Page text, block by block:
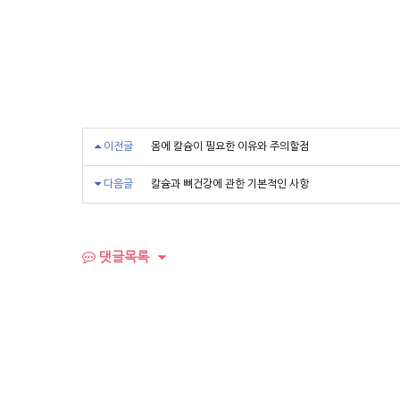
이전글 몸에 칼슘이 필요한 이유와 주의할점
다음글 칼슘과 뼈건강에 관한 기본적인 사항
댓글목록